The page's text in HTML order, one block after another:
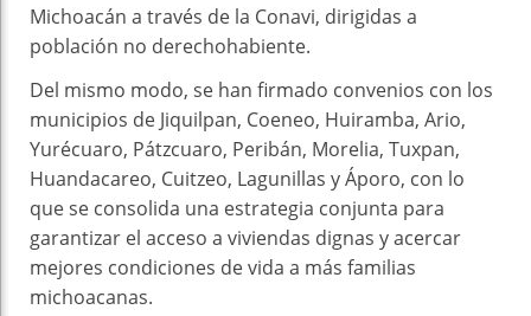
Michoacán a través de la Conavi, dirigidas a
población no derechohabiente.
Del mismo modo, se han firmado convenios con los
municipios de Jiquilpan, Coeneo, Huiramba, Ario,
Yurécuaro, Pátzcuaro, Peribán, Morelia, Tuxpan,
Huandacareo, Cuitzeo, Lagunillas y Áporo, con lo
que se consolida una estrategia conjunta para
garantizar el acceso a viviendas dignas y acercar
mejores condiciones de vida a más familias
michoacanas.